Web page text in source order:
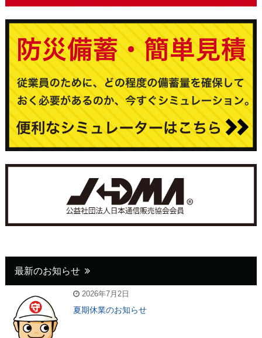
最新のお知らせ
2026年7月2日
夏期休業のお知らせ